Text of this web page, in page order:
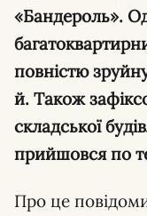
«Бандероль».
повністю
й. Також
складської
прийшовся по
Про це